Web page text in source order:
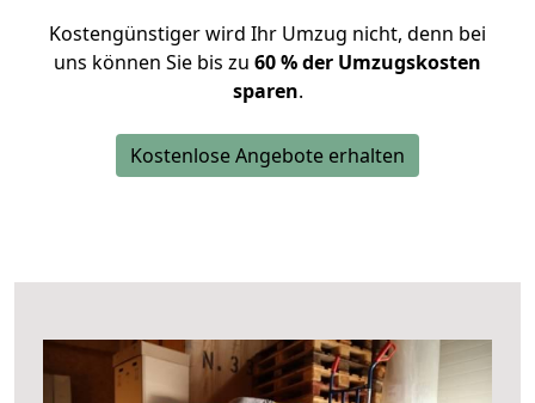
Kostengünstiger wird Ihr Umzug nicht, denn bei
uns können Sie bis zu 60 % der Umzugskosten
sparen.
Kostenlose Angebote erhalten